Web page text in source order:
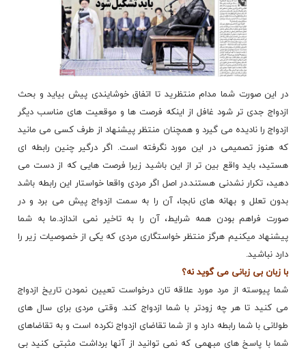
در این صورت شما مدام منتظرید تا اتفاق خوشایندی پیش بیاید و بحث
ازدواج جدی تر شود غافل از اینکه فرصت ها و موقعیت های مناسب دیگر
ازدواج را نادیده می گیرد و همچنان منتظر پیشنهاد از طرف کسی می مانید
که هنوز تصمیمی در این مورد نگرفته است. اگر درگیر چنین رابطه ای
هستید، باید واقع بین تر از این باشید زیرا فرصت هایی که از دست می
دهید، تکرار نشدنی هستند.در اصل اگر مردی واقعا خواستار این رابطه باشد
بدون تعلل و بهانه های نابجا، آن را به سمت ازدواج پیش می برد و در
صورت فراهم بودن همه شرایط، آن را به تاخیر نمی اندازد.ما به شما
پیشنهاد میکنیم هرگز منتظر خواستگاری مردی که یکی از خصوصیات زیر را
دارد نباشید.
با زبان بی زبانی می گوید نه؟
شما پیوسته از مرد مورد علاقه تان درخواست تعیین نمودن تاریخ ازدواج
می کنید تا هر چه زودتر با شما ازدواج کند. وقتی مردی برای سال های
طولانی با شما رابطه دارد و از شما تقاضای ازدواج نکرده است و به تقاضاهای
شما با پاسخ های مبهمی که نمی توانید از آنها برداشت مثبتی کنید بی